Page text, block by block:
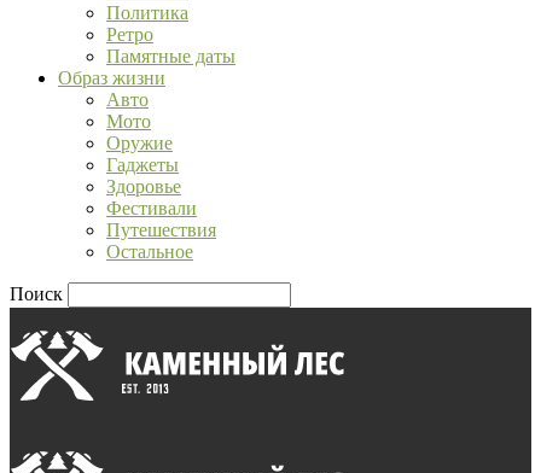
Политика
Ретро
Памятные даты
Образ жизни
Авто
Мото
Оружие
Гаджеты
Здоровье
Фестивали
Путешествия
Остальное
Поиск